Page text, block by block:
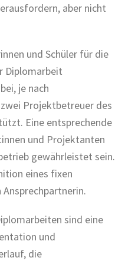
aber nicht
und Schüler für die
Diplomarbeit
je nach
Projektbetreuer des
Eine entsprechende
und Projektanten
gewährleistet sein.
eines fixen
sind eine
und
die